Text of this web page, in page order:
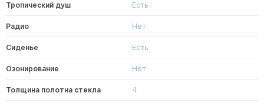
Тропический душ Есть
Радио Нет
Сиденье Есть
Озонирование Нет
Толщина полотна стекла 4